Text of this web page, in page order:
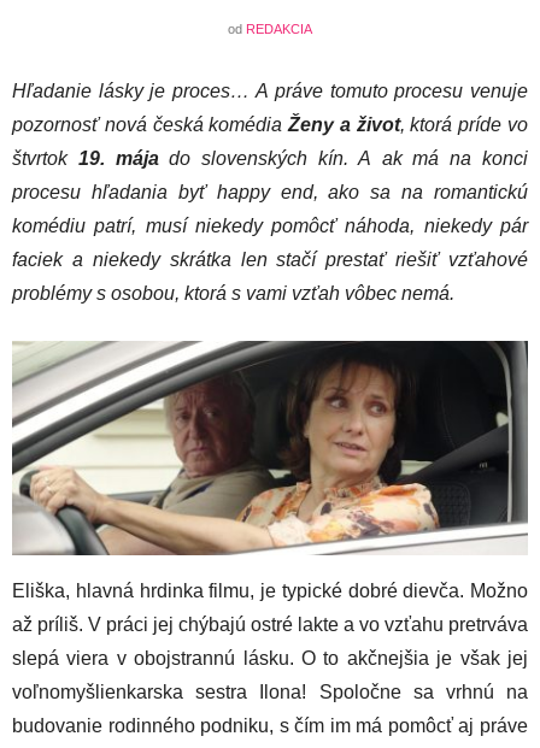
od REDAKCIA
Hľadanie lásky je proces… A práve tomuto procesu venuje
pozornosť nová česká komédiaŽeny a život, ktorá príde vo
štvrtok 19. májado slovenských kín. A ak má na konci
procesu hľadania byť happy end, ako sa na romantickú
komédiu patrí, musí niekedy pomôcť náhoda, niekedy pár
faciek a niekedy skrátka len stačí prestať riešiť vzťahové
problémy s osobou, ktorá s vami vzťah vôbec nemá.
Eliška, hlavná hrdinka filmu, je typické dobré dievča. Možno
až príliš. V práci jej chýbajú ostré lakte a vo vzťahu pretrváva
slepá viera v obojstrannú lásku. O to akčnejšia je však jej
voľnomyšlienkarska sestra Ilona! Spoločne sa vrhnú na
budovanie rodinného podniku, s čím im má pomôcť aj práve